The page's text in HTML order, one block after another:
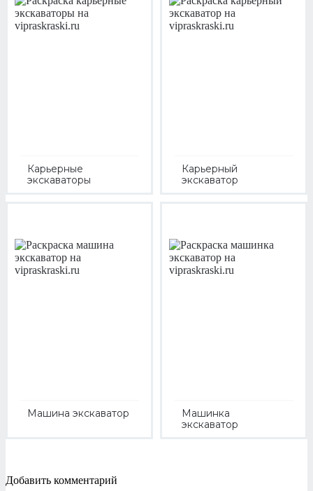
Карьерные
экскаваторы
Карьерный
экскаватор
Машина экскаватор
Машинка
экскаватор
Добавить комментарий